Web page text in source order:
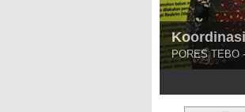
Kakan
Pererat
Kakan